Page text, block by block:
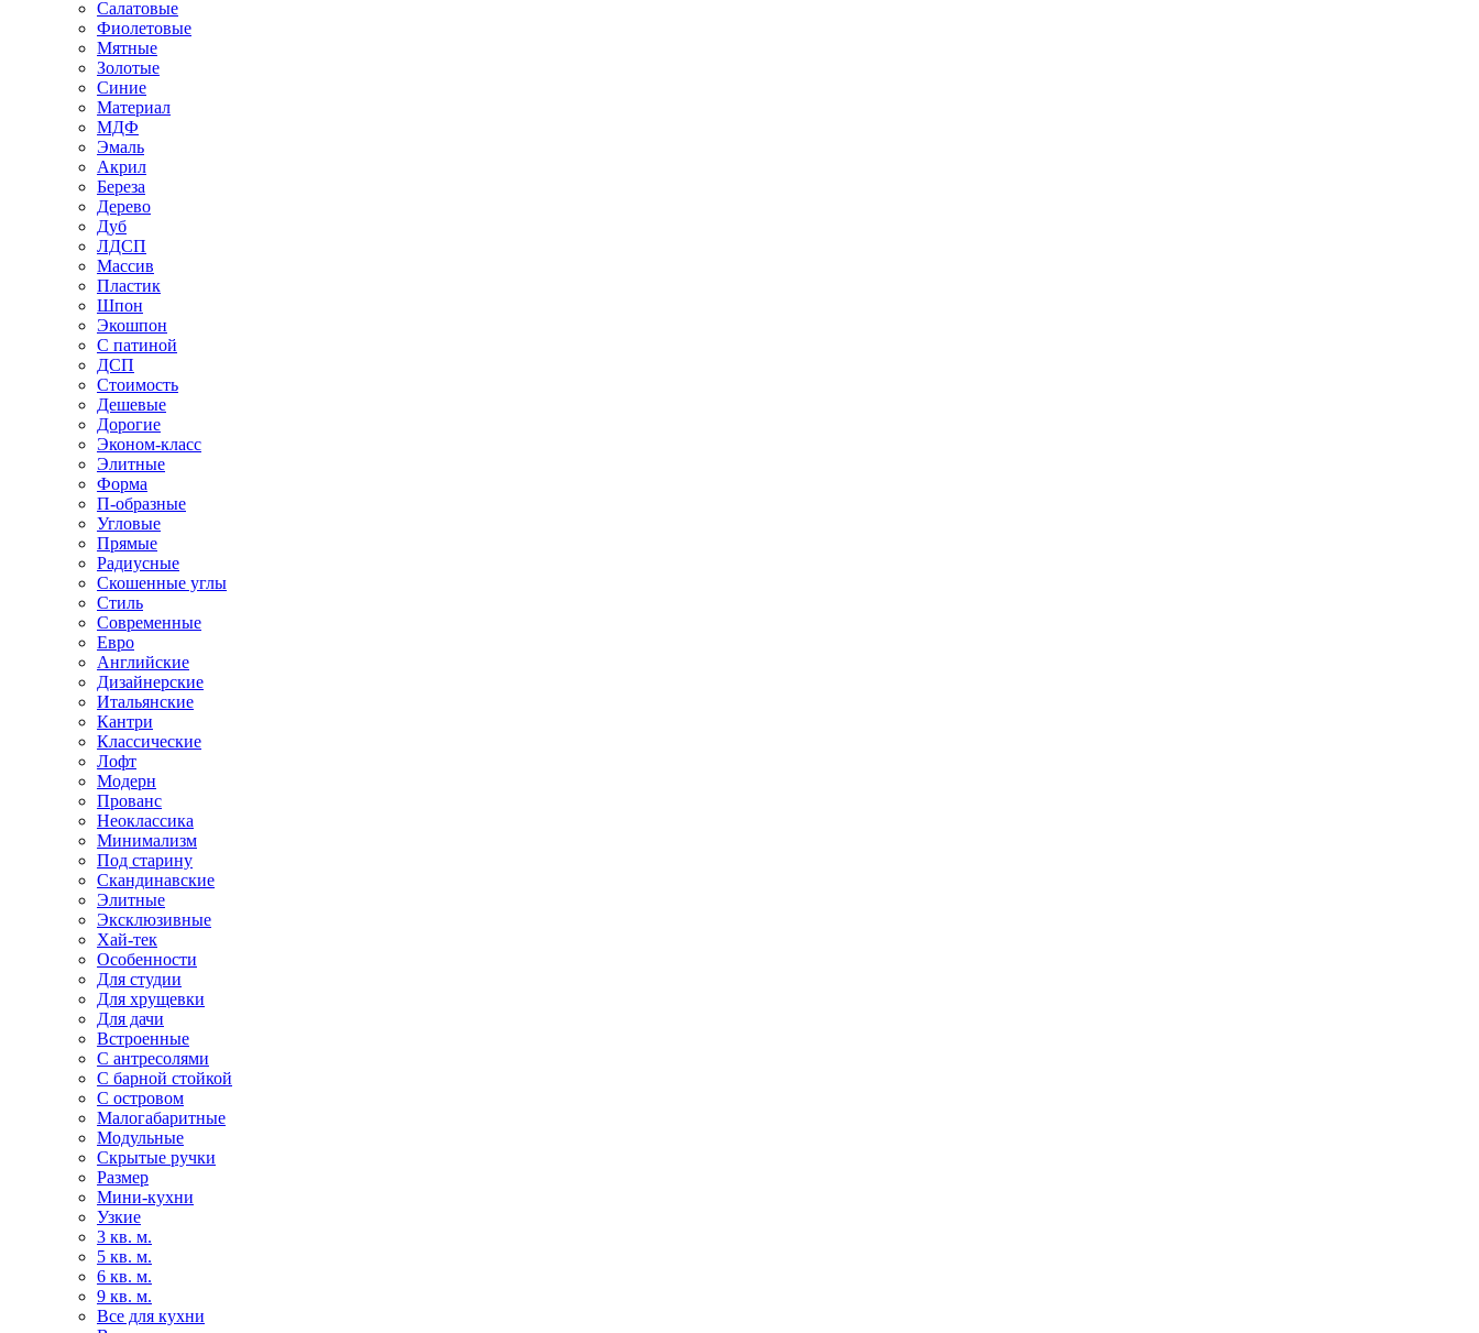
Салатовые
Фиолетовые
Мятные
Золотые
Синие
Материал
МДФ
Эмаль
Акрил
Береза
Дерево
Дуб
ЛДСП
Массив
Пластик
Шпон
Экошпон
С патиной
ДСП
Стоимость
Дешевые
Дорогие
Эконом-класс
Элитные
Форма
П-образные
Угловые
Прямые
Радиусные
Скошенные углы
Стиль
Современные
Евро
Английские
Дизайнерские
Итальянские
Кантри
Классические
Лофт
Модерн
Прованс
Неоклассика
Минимализм
Под старину
Скандинавские
Элитные
Эксклюзивные
Хай-тек
Особенности
Для студии
Для хрущевки
Для дачи
Встроенные
С антресолями
С барной стойкой
С островом
Малогабаритные
Модульные
Скрытые ручки
Размер
Мини-кухни
Узкие
3 кв. м.
5 кв. м.
6 кв. м.
9 кв. м.
Все для кухни